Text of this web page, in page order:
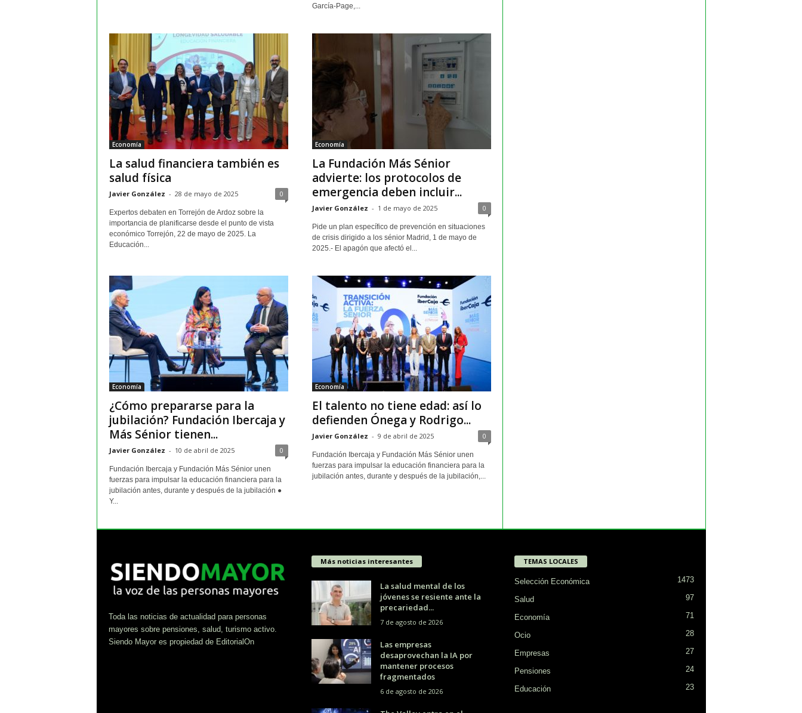
García-Page,...
Economía
La salud financiera también es
salud física
Javier González - 28 de mayo de 2025 0
Expertos debaten en Torrejón de Ardoz sobre la
importancia de planificarse desde el punto de vista
económico Torrejón, 22 de mayo de 2025. La
Educación...
Economía
La Fundación Más Sénior
advierte: los protocolos de
emergencia deben incluir...
Javier González - 1 de mayo de 2025 0
Pide un plan específico de prevención en situaciones
de crisis dirigido a los sénior Madrid, 1 de mayo de
2025.- El apagón que afectó el...
Economía
¿Cómo prepararse para la
jubilación? Fundación Ibercaja y
Más Sénior tienen...
Javier González - 10 de abril de 2025 0
Fundación Ibercaja y Fundación Más Sénior unen
fuerzas para impulsar la educación financiera para la
jubilación antes, durante y después de la jubilación ●
Y...
Economía
El talento no tiene edad: así lo
defienden Ónega y Rodrigo...
Javier González - 9 de abril de 2025 0
Fundación Ibercaja y Fundación Más Sénior unen
fuerzas para impulsar la educación financiera para la
jubilación antes, durante y después de la jubilación,...
Toda las noticias de actualidad para personas
mayores sobre pensiones, salud, turismo activo.
Siendo Mayor es propiedad de EditorialOn
Más noticias interesantes
La salud mental de los
jóvenes se resiente ante la
precariedad...
7 de agosto de 2026
Las empresas
desaprovechan la IA por
mantener procesos
fragmentados
6 de agosto de 2026
TEMAS LOCALES
Selección Económica 1473
Salud 97
Economía 71
Ocio 28
Empresas 27
Pensiones 24
Educación 23